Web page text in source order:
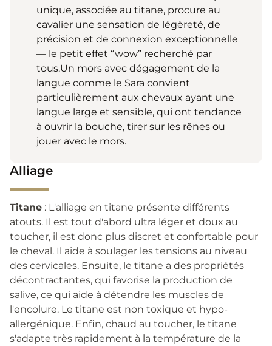
unique, associée au titane, procure au
cavalier une sensation de légèreté, de
précision et de connexion exceptionnelle
— le petit effet “wow” recherché par
tous.Un mors avec dégagement de la
langue comme le Sara convient
particulièrement aux chevaux ayant une
langue large et sensible, qui ont tendance
à ouvrir la bouche, tirer sur les rênes ou
jouer avec le mors.
Alliage
Titane : L'alliage en titane présente différents
atouts. Il est tout d'abord ultra léger et doux au
toucher, il est donc plus discret et confortable pour
le cheval. Il aide à soulager les tensions au niveau
des cervicales. Ensuite, le titane a des propriétés
décontractantes, qui favorise la production de
salive, ce qui aide à détendre les muscles de
l'encolure. Le titane est non toxique et hypo-
allergénique. Enfin, chaud au toucher, le titane
s'adapte très rapidement à la température de la